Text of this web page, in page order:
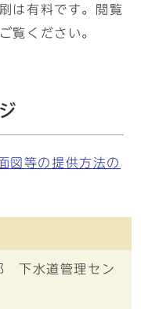
は有料です。閲覧
覧ください。
図等の提供方法の
下水道管理セン